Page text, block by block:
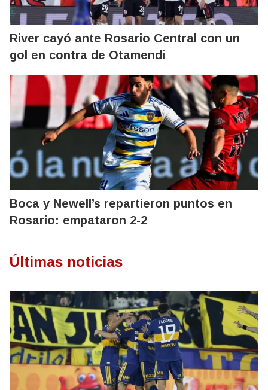
River cayó ante Rosario Central con un
gol en contra de Otamendi
Boca y Newell’s repartieron puntos en
Rosario: empataron 2-2
Últimas noticias